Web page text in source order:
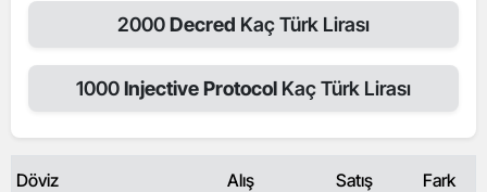
2000Decred Kaç Türk Lirası
1000Injective Protocol Kaç Türk Lirası
Döviz Alış Satış Fark